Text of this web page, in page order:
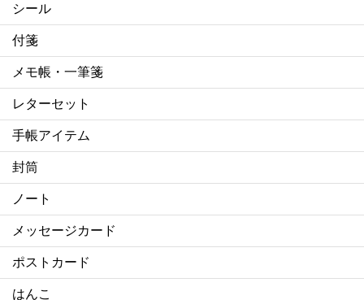
シール
付箋
メモ帳・一筆箋
レターセット
手帳アイテム
封筒
ノート
メッセージカード
ポストカード
はんこ